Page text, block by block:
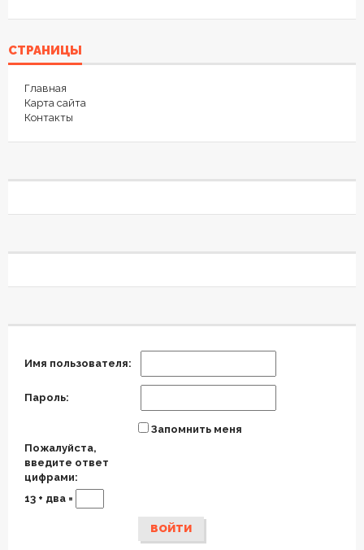
СТРАНИЦЫ
Главная
Карта сайта
Контакты
Имя пользователя:
Пароль:
Запомнить меня
Пожалуйста,
введите ответ
цифрами:
13 + два =
ВОЙТИ